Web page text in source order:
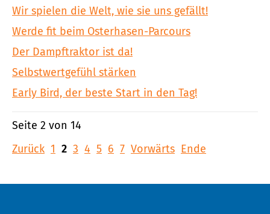
Wir spielen die Welt, wie sie uns gefällt!
Werde fit beim Osterhasen-Parcours
Der Dampftraktor ist da!
Selbstwertgefühl stärken
Early Bird, der beste Start in den Tag!
Seite 2 von 14
Zurück 1 2 3 4 5 6 7 Vorwärts Ende